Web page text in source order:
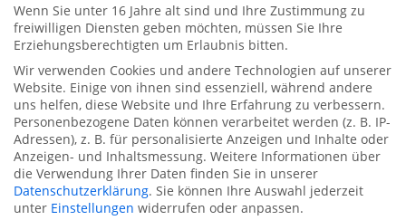
Haftung für Inhalte
Als Diensteanbieter sind wir gemäß § 7 Abs.1 TMG für eigene Inhalte
auf diesen Seiten nach den allgemeinen Gesetzen verantwortlich.
Nach §§ 8 bis 10 TMG sind wir als Diensteanbieter jedoch nicht
verpflichtet, übermittelte oder gespeicherte fremde Informationen zu
überwachen oder nach Umständen zu forschen, die auf eine
rechtswidrige Tätigkeit hinweisen.
Verpflichtungen zur Entfernung oder Sperrung der Nutzung von
Informationen nach den allgemeinen Gesetzen bleiben hiervon
unberührt. Eine diesbezügliche Haftung ist jedoch erst ab dem
Wenn Sie unter 16 Jahre alt sind und Ihre Zustimmung zu
freiwilligen Diensten geben möchten, müssen Sie Ihre
Erziehungsberechtigten um Erlaubnis bitten.
Wir verwenden Cookies und andere Technologien auf unserer
Website. Einige von ihnen sind essenziell, während andere
uns helfen, diese Website und Ihre Erfahrung zu verbessern.
Personenbezogene Daten können verarbeitet werden (z. B. IP-
Adressen), z. B. für personalisierte Anzeigen und Inhalte oder
Anzeigen- und Inhaltsmessung. Weitere Informationen über
die Verwendung Ihrer Daten finden Sie in unserer
Datenschutzerklärung. Sie können Ihre Auswahl jederzeit
unter Einstellungen widerrufen oder anpassen.